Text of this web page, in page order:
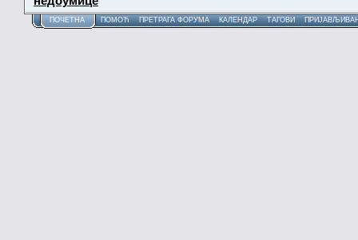
ПОЧЕТНА ПОМОЋ ПРЕТРАГА ФОРУМА КАЛЕНДАР ТАГОВИ